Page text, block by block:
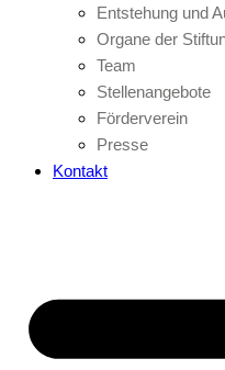
Entstehung und
Organe der
Team
Stellenangebote
Förderverein
Presse
Kontakt